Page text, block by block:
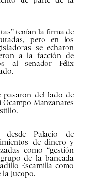
tenían la firma de
pero en los
se echaron
a la facción de
al senador Félix
pasaron del lado de
Ocampo Manzanares
desde Palacio de
de dinero y
como “gestión
de la bancada
Escamilla como
Jucopo.